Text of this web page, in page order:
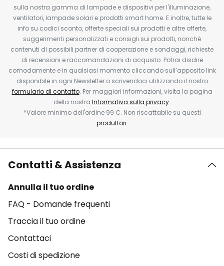
sulla nostra gamma di lampade e dispositivi per l'illuminazione,
ventilatori, lampade solari e prodotti smart home. E inoltre, tutte le
info su codici sconto, offerte speciali sui prodotti e altre offerte,
suggerimenti personalizzati e consigli sui prodotti, nonché
contenuti di possibili partner di cooperazione e sondaggi, richieste
di recensioni e raccomandazioni di acquisto. Potrai disdire
comodamente e in qualsiasi momento cliccando sull’apposito link
disponibile in ogni Newsletter o scrivendoci utilizzando il nostro
formulario di contatto. Per maggiori informazioni, visita la pagina
della nostra Informativa sulla privacy.
*Valore minimo dell'ordine 99 €. Non riscattabile su questi
produttori.
Contatti & Assistenza
Annulla il tuo ordine
FAQ - Domande frequenti
Traccia il tuo ordine
Contattaci
Costi di spedizione